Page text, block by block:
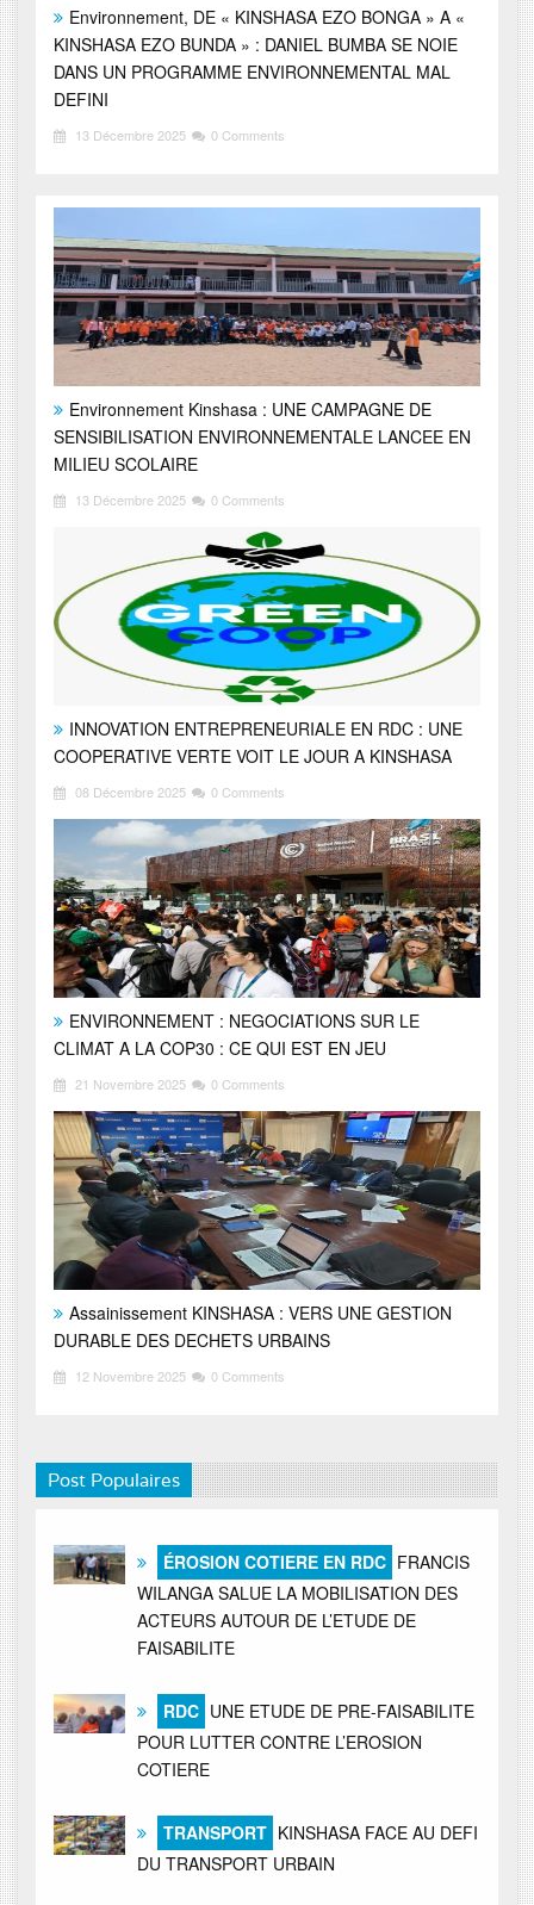
Environnement, DE « KINSHASA EZO BONGA » A «
KINSHASA EZO BUNDA » : DANIEL BUMBA SE NOIE
DANS UN PROGRAMME ENVIRONNEMENTAL MAL
DEFINI
13 Décembre 2025 0 Comments
Environnement Kinshasa : UNE CAMPAGNE DE
SENSIBILISATION ENVIRONNEMENTALE LANCEE EN
MILIEU SCOLAIRE
13 Décembre 2025 0 Comments
INNOVATION ENTREPRENEURIALE EN RDC : UNE
COOPERATIVE VERTE VOIT LE JOUR A KINSHASA
08 Décembre 2025 0 Comments
ENVIRONNEMENT : NEGOCIATIONS SUR LE
CLIMAT A LA COP30 : CE QUI EST EN JEU
21 Novembre 2025 0 Comments
Assainissement KINSHASA : VERS UNE GESTION
DURABLE DES DECHETS URBAINS
12 Novembre 2025 0 Comments
Post Populaires
ÉROSION COTIERE EN RDC FRANCIS
WILANGA SALUE LA MOBILISATION DES
ACTEURS AUTOUR DE L’ETUDE DE
FAISABILITE
RDC UNE ETUDE DE PRE-FAISABILITE
POUR LUTTER CONTRE L’EROSION
COTIERE
TRANSPORT KINSHASA FACE AU DEFI
DU TRANSPORT URBAIN